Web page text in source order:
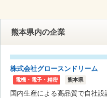
熊本県内の企業
株式会社グロースンドリーム
電機・電子・精密 熊本県
国内生産による高品質で自社